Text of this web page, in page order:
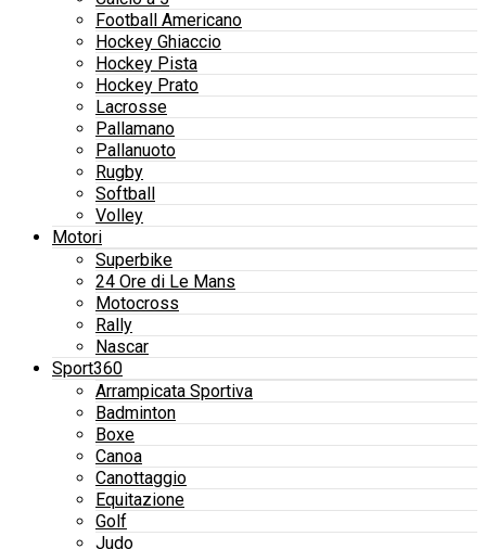
Football Americano
Hockey Ghiaccio
Hockey Pista
Hockey Prato
Lacrosse
Pallamano
Pallanuoto
Rugby
Softball
Volley
Motori
Superbike
24 Ore di Le Mans
Motocross
Rally
Nascar
Sport360
Arrampicata Sportiva
Badminton
Boxe
Canoa
Canottaggio
Equitazione
Golf
Judo